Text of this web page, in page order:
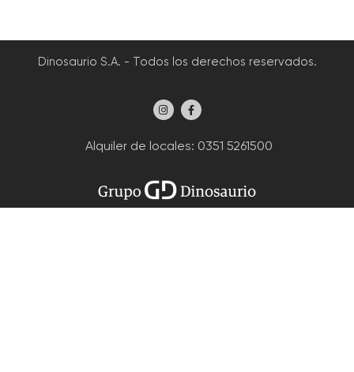
Dinosaurio S.A. - Todos los derechos reservados.
Alquiler de locales: 0351 5261500